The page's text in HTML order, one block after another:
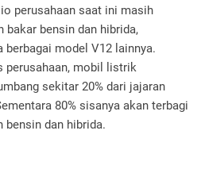
perusahaan saat ini masih
bakar bensin dan hibrida,
model V12 lainnya.
perusahaan, mobil listrik
sekitar 20% dari jajaran
80% sisanya akan terbagi
bensin dan hibrida.